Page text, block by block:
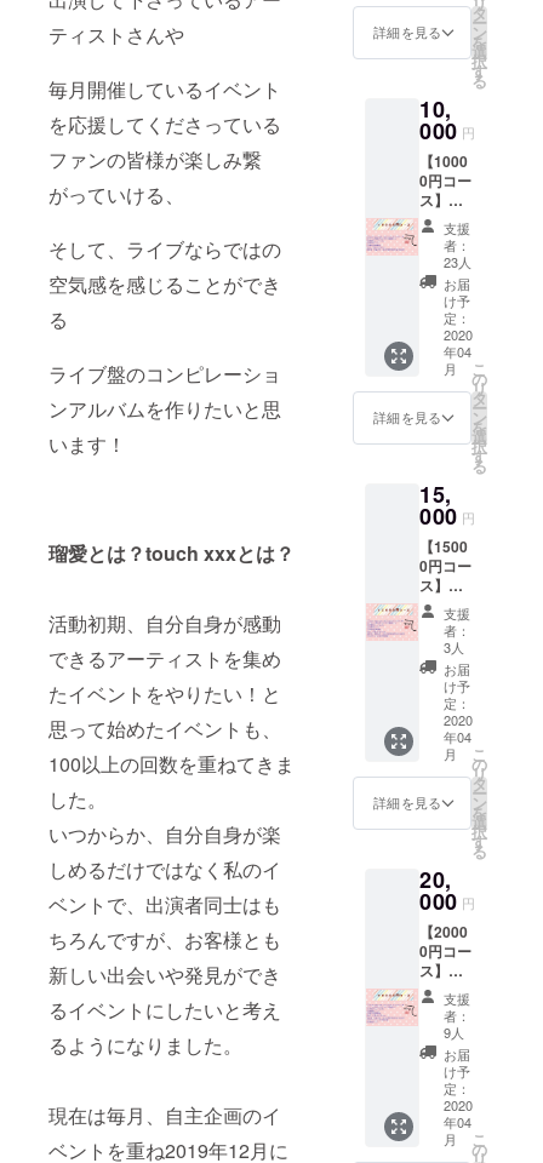
ティストさんや
毎月開催しているイベント
を応援してくださっている
ファンの皆様が楽しみ繋
がっていける、
そして、ライブならではの
空気感を感じることができ
る
ライブ盤のコンピレーショ
ンアルバムを作りたいと思
います！
瑠愛とは？touch xxxとは？
活動初期、自分自身が感動
できるアーティストを集め
たイベントをやりたい！と
思って始めたイベントも、
100以上の回数を重ねてきま
した。
いつからか、自分自身が楽
しめるだけではなく私のイ
ベントで、出演者同士はも
ちろんですが、お客様とも
新しい出会いや発見ができ
るイベントにしたいと考え
るようになりました。
現在は毎月、自主企画のイ
ベントを重ね2019年12月に
定！ポ
スト
カード
６種類
定キャ
ンパス
ノート
（A5サ
イズ
リング
カラー
は黒
色、160
ペー
ジ）
④CF限
定缶
覧権！
(最低週
に1回、
進捗ご
報告・
限定活
動報告)
詳細を見る
タ
ー
ン
を
選
択
す
る
10,
000 円
【1000
0円コー
ス】
①”touc
h more
music
vol.1"コ
ンピ
レー
ション
CD １枚
②CF限
定！ポ
スト
カード
６種類
定キャ
ンパス
ノート
（A5サ
イズ
リング
カラー
は黒
色、160
ペー
ジ）
④CF限
定缶
バッジ
⑤活動
日誌閲
覧
権！
(最低週
に1回、
進捗ご
報告・
限定活
動報
告)
⑥4/1 レ
支援
者：
23人
お届
け予
定：
2020
年04
月
詳細を見る
こ
の
リ
タ
ー
ン
を
選
択
す
る
15,
000 円
【1500
0円コー
ス】
①”touc
h more
music
vol.1"コ
ンピ
レー
ション
CD １枚
②CF限
定！ポ
スト
カード
６種類
イズ
リング
カラー
は黒
色、160
ペー
ジ）
③CF限
定キャ
ンパス
ノート
（A5サ
イズ
リング
支援
者：
3人
お届
け予
定：
2020
年04
月
詳細を見る
こ
の
リ
タ
ー
ン
を
選
択
す
る
20,
000 円
【2000
0円コー
ス】
①”touc
h more
music
vol.1"コ
ンピ
レー
ション
CD １枚
②クラ
支援
者：
9人
お届
け予
定：
2020
年04
月
こ
の